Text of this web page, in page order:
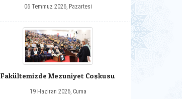
06 Temmuz 2026, Pazartesi
Fakültemizde Mezuniyet Coşkusu
19 Haziran 2026, Cuma